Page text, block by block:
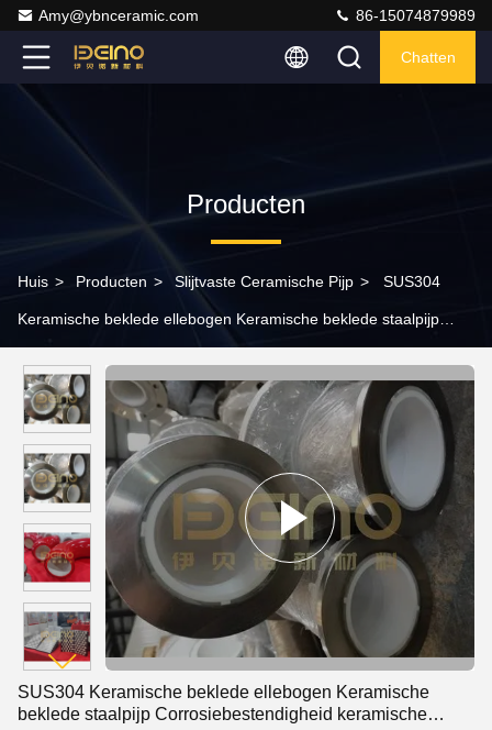
Amy@ybnceramic.com 86-15074879989
Chatten
Producten
Huis > Producten > Slijtvaste Ceramische Pijp > SUS304
Keramische beklede ellebogen Keramische beklede staalpijp
SUS304 Keramische beklede ellebogen Keramische
beklede staalpijp Corrosiebestendigheid keramische